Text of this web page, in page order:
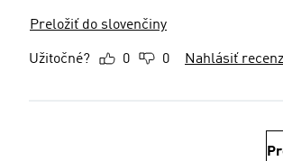
Preložiť do slovenčiny
Užitočné? 0 0 Nahlásiť